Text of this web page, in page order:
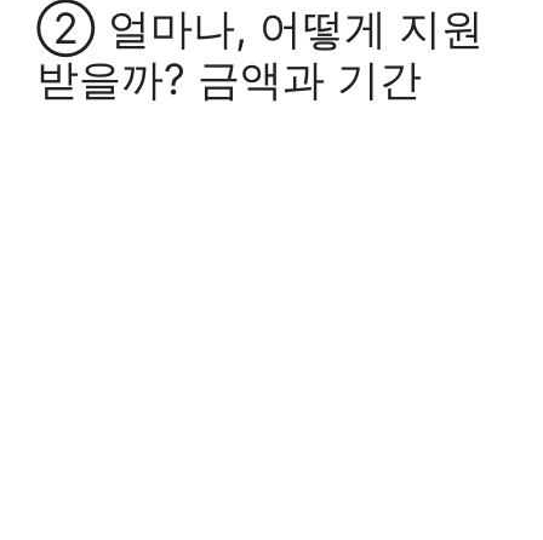
② 얼마나, 어떻게 지원
받을까? 금액과 기간